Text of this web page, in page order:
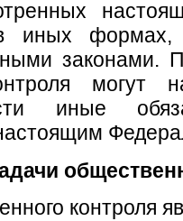
формах,
законами.
могут
иные
контроля